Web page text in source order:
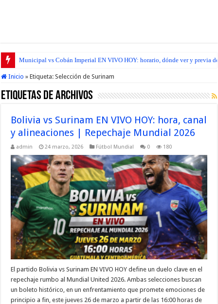
Municipal vs Cobán Imperial EN VIVO HOY: horario, dónde ver y previa
Inicio » Etiqueta:Selección de Surinam
Etiquetas de Archivos
Bolivia vs Surinam EN VIVO HOY: hora, canal
y alineaciones | Repechaje Mundial 2026
admin 24 marzo, 2026 Fútbol Mundial 0 180
El partido Bolivia vs Surinam EN VIVO HOY define un duelo clave en el
repechaje rumbo al Mundial United 2026. Ambas selecciones buscan
un boleto histórico, en un enfrentamiento que promete emociones de
principio a fin, este jueves 26 de marzo a partir de las 16:00 horas de